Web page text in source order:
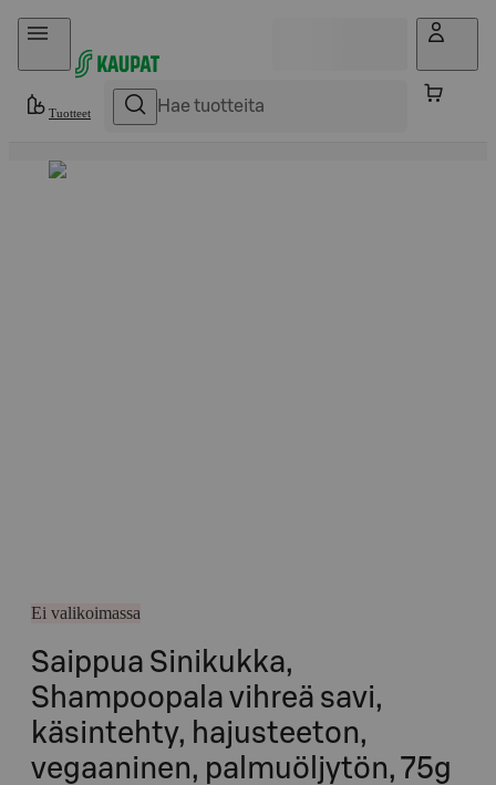
Hyppää sisältöön
Tuotteet
Ei valikoimassa
Saippua Sinikukka,
Shampoopala vihreä savi,
käsintehty, hajusteeton,
vegaaninen, palmuöljytön, 75g